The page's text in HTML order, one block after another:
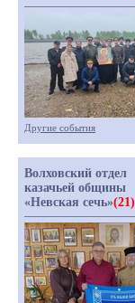
Другие события
Волховский отдел
казачьей общины
«Невская сечь»(21)